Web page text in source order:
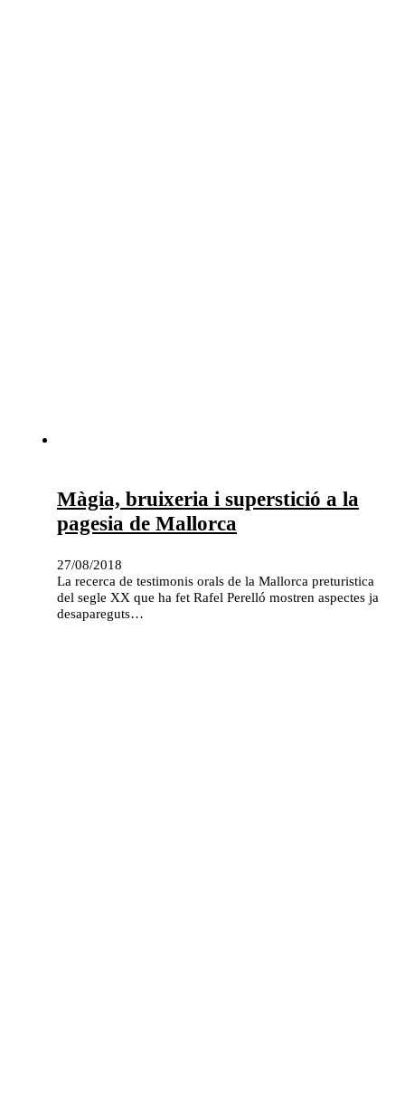
Màgia, bruixeria i superstició a la
pagesia de Mallorca
27/08/2018
La recerca de testimonis orals de la Mallorca preturistica
del segle XX que ha fet Rafel Perelló mostren aspectes ja
desapareguts…